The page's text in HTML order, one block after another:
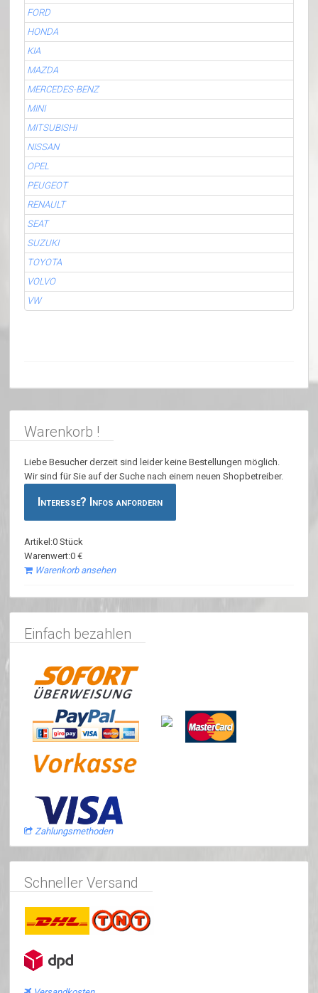
FORD
HONDA
KIA
MAZDA
MERCEDES-BENZ
MINI
MITSUBISHI
NISSAN
OPEL
PEUGEOT
RENAULT
SEAT
SUZUKI
TOYOTA
VOLVO
VW
Warenkorb !
Liebe Besucher derzeit sind leider keine Bestellungen möglich.
Wir sind für Sie auf der Suche nach einem neuen Shopbetreiber.
Interesse? Infos anfordern
Artikel:0 Stück
Warenwert:0 €
Warenkorb ansehen
Einfach bezahlen
Zahlungsmethoden
Schneller Versand